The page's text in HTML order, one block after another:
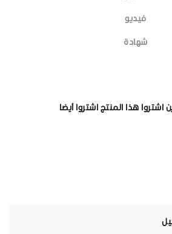
فيديو
شهادة
اشتروا هذا المنتج اشتروا أيضا